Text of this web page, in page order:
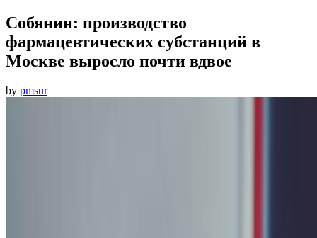
Собянин: производство
фармацевтических субстанций в
Москве выросло почти вдвое
by pmsur